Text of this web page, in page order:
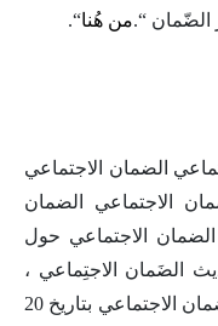
“.من هُنا“.
الضمان الاجتماعي
الاجتماعي الضمان
الاجتماعي حول
الضَمان الاجتِماعي ،
حيثُ بيّنَ القائم على الحذف تحديث الضمان الاجتماعي بتاريخ 20